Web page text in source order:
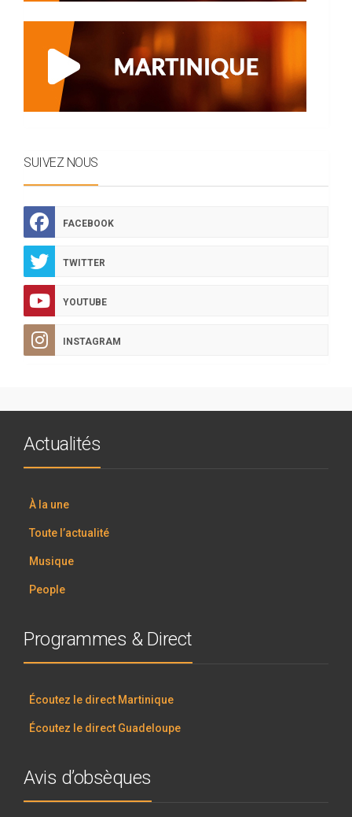
SUIVEZ NOUS
FACEBOOK
TWITTER
YOUTUBE
INSTAGRAM
Actualités
À la une
Toute l’actualité
Musique
People
Programmes & Direct
Écoutez le direct Martinique
Écoutez le direct Guadeloupe
Avis d’obsèques